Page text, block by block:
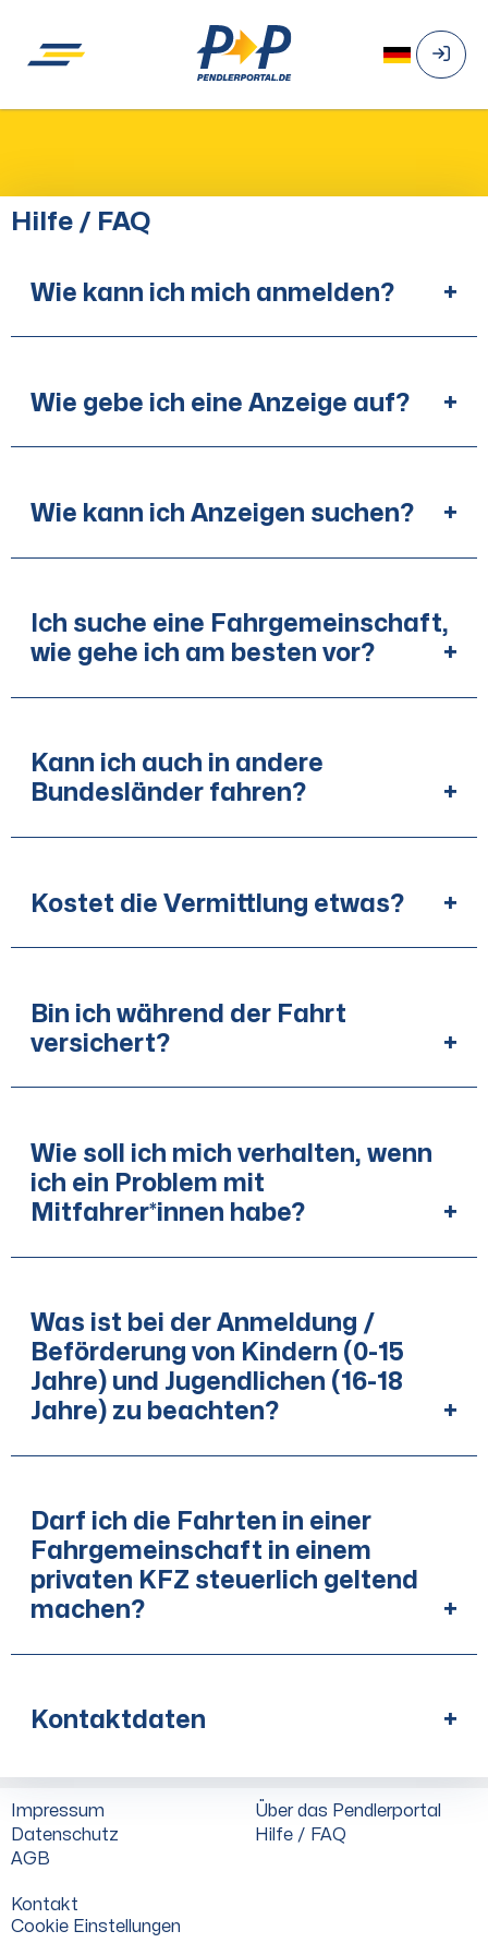
Hilfe / FAQ
Wie kann ich mich anmelden? +
Wie gebe ich eine Anzeige auf? +
Wie kann ich Anzeigen suchen? +
Ich suche eine Fahrgemeinschaft,
wie gehe ich am besten vor?
+
Kann ich auch in andere
Bundesländer fahren?
+
Kostet die Vermittlung etwas? +
Bin ich während der Fahrt
versichert?
+
Wie soll ich mich verhalten, wenn
ich ein Problem mit
Mitfahrer*innen habe?
+
Was ist bei der Anmeldung /
Beförderung von Kindern (0-15
Jahre) und Jugendlichen (16-18
Jahre) zu beachten?
+
Darf ich die Fahrten in einer
Fahrgemeinschaft in einem
privaten KFZ steuerlich geltend
machen?
+
Kontaktdaten +
Impressum
Datenschutz
AGB
Über das Pendlerportal
Hilfe / FAQ
Kontakt
Cookie Einstellungen